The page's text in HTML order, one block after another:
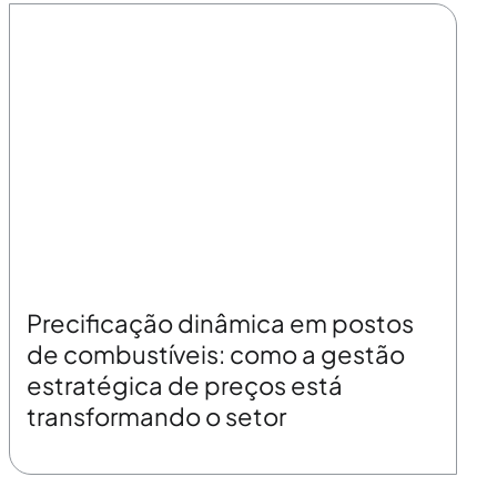
Precificação dinâmica em postos
de combustíveis: como a gestão
estratégica de preços está
transformando o setor